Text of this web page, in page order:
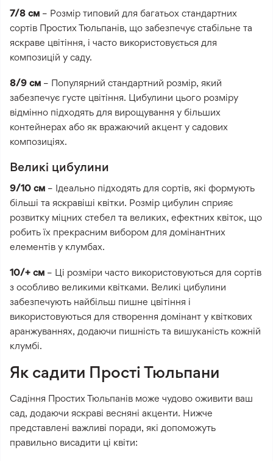
7/8 см – Розмір типовий для багатьох стандартних
сортів Простих Тюльпанів, що забезпечує стабільне та
яскраве цвітіння, і часто використовується для
композицій у саду.
8/9 см – Популярний стандартний розмір, який
забезпечує густе цвітіння. Цибулини цього розміру
відмінно підходять для вирощування у більших
контейнерах або як вражаючий акцент у садових
композиціях.
Великі цибулини
9/10 см – Ідеально підходять для сортів, які формують
більші та яскравіші квітки. Розмір цибулин сприяє
розвитку міцних стебел та великих, ефектних квіток, що
робить їх прекрасним вибором для домінантних
елементів у клумбах.
10/+ см – Ці розміри часто використовуються для сортів
з особливо великими квітками. Великі цибулини
забезпечують найбільш пишне цвітіння і
використовуються для створення домінант у квіткових
аранжуваннях, додаючи пишність та вишуканість кожній
клумбі.
Як садити Прості Тюльпани
Садіння Простих Тюльпанів може чудово оживити ваш
сад, додаючи яскраві весняні акценти. Нижче
представлені важливі поради, які допоможуть
правильно висадити ці квіти: